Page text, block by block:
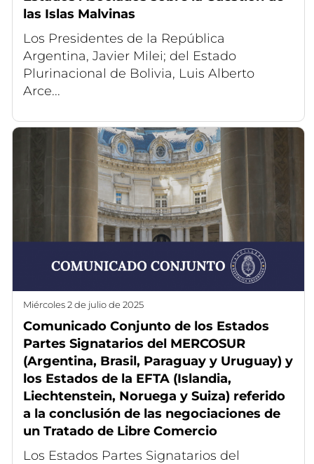
las Islas Malvinas
Los Presidentes de la República
Argentina, Javier Milei; del Estado
Plurinacional de Bolivia, Luis Alberto
Arce...
miércoles 2 de julio de 2025
Comunicado Conjunto de los Estados
Partes Signatarios del MERCOSUR
(Argentina, Brasil, Paraguay y Uruguay) y
los Estados de la EFTA (Islandia,
Liechtenstein, Noruega y Suiza) referido
a la conclusión de las negociaciones de
un Tratado de Libre Comercio
Los Estados Partes Signatarios del